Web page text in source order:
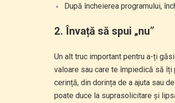
După încheierea programului,
2. Învață să spui „nu”
Un alt truc important pentru a-ți
valoare sau care te împiedică să
cerință, din dorința de a ajuta sau
poate duce la suprasolicitare și